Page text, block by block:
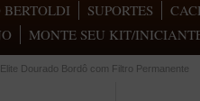
SUPORTES
MONTE SEU KIT/
Dourado Bordô com Filtro Permanente